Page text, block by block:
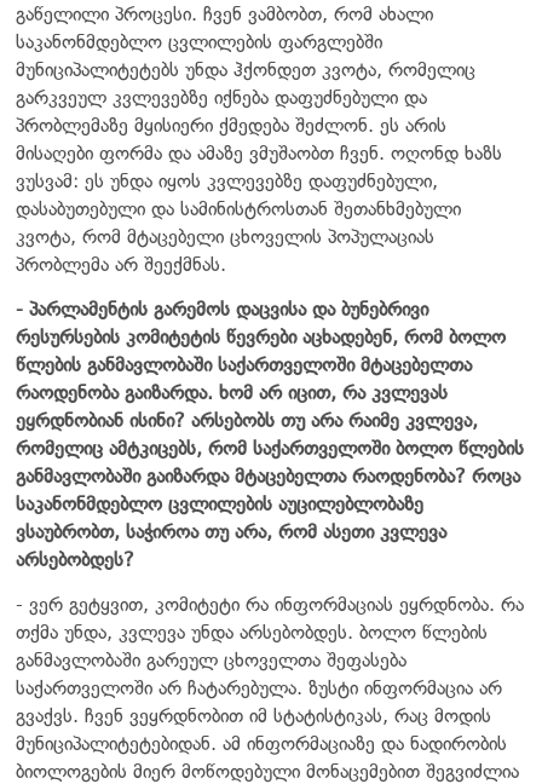
გაწელილი პროცესი. ჩვენ ვამბობთ, რომ ახალი
საკანონმდებლო ცვლილების ფარგლებში
მუნიციპალიტეტებს უნდა ჰქონდეთ კვოტა, რომელიც
გარკვეულ კვლევებზე იქნება დაფუძნებული და
პრობლემაზე მყისიერი ქმედება შეძლონ. ეს არის
მისაღები ფორმა და ამაზე ვმუშაობთ ჩვენ. ოღონდ ხაზს
ვუსვამ: ეს უნდა იყოს კვლევებზე დაფუძნებული,
დასაბუთებული და სამინისტროსთან შეთანხმებული
კვოტა, რომ მტაცებელი ცხოველის პოპულაციას
პრობლემა არ შეექმნას.
- პარლამენტის გარემოს დაცვისა და ბუნებრივი
რესურსების კომიტეტის წევრები აცხადებენ, რომ ბოლო
წლების განმავლობაში საქართველოში მტაცებელთა
რაოდენობა გაიზარდა. ხომ არ იცით, რა კვლევას
ეყრდნობიან ისინი? არსებობს თუ არა რაიმე კვლევა,
რომელიც ამტკიცებს, რომ საქართველოში ბოლო წლების
განმავლობაში გაიზარდა მტაცებელთა რაოდენობა? როცა
საკანონმდებლო ცვლილების აუცილებლობაზე
ვსაუბრობთ, საჭიროა თუ არა, რომ ასეთი კვლევა
არსებობდეს?
- ვერ გეტყვით, კომიტეტი რა ინფორმაციას ეყრდნობა. რა
თქმა უნდა, კვლევა უნდა არსებობდეს. ბოლო წლების
განმავლობაში გარეულ ცხოველთა შეფასება
საქართველოში არ ჩატარებულა. ზუსტი ინფორმაცია არ
გვაქვს. ჩვენ ვეყრდნობით იმ სტატისტიკას, რაც მოდის
მუნიციპალიტეტებიდან. ამ ინფორმაციაზე და ნადირობის
ბიოლოგების მიერ მოწოდებული მონაცემებით შეგვიძლია